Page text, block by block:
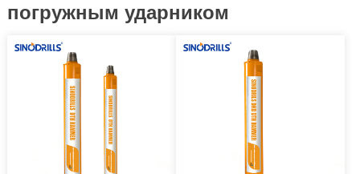
погружным ударником